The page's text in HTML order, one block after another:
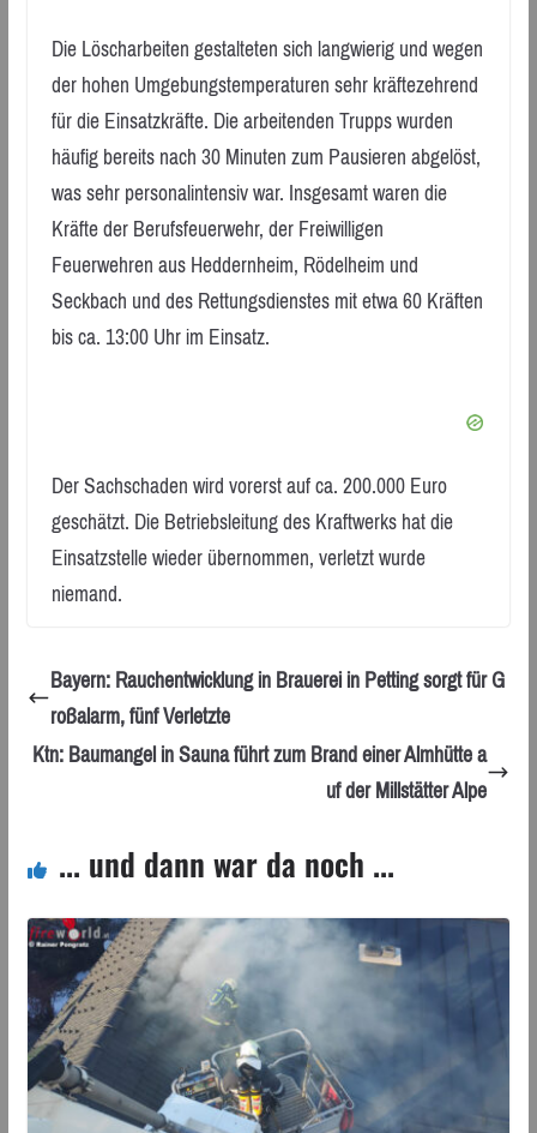
Die Löscharbeiten gestalteten sich langwierig und wegen
der hohen Umgebungstemperaturen sehr kräftezehrend
für die Einsatzkräfte. Die arbeitenden Trupps wurden
häufig bereits nach 30 Minuten zum Pausieren abgelöst,
was sehr personalintensiv war. Insgesamt waren die
Kräfte der Berufsfeuerwehr, der Freiwilligen
Feuerwehren aus Heddernheim, Rödelheim und
Seckbach und des Rettungsdienstes mit etwa 60 Kräften
bis ca. 13:00 Uhr im Einsatz.
Der Sachschaden wird vorerst auf ca. 200.000 Euro
geschätzt. Die Betriebsleitung des Kraftwerks hat die
Einsatzstelle wieder übernommen, verletzt wurde
niemand.
Bayern: Rauchentwicklung in Brauerei in Petting sorgt für G
roßalarm, fünf Verletzte
Ktn: Baumangel in Sauna führt zum Brand einer Almhütte a
uf der Millstätter Alpe
... und dann war da noch ...